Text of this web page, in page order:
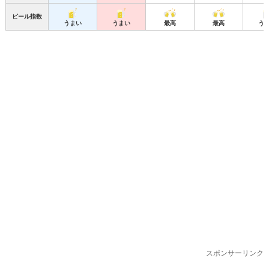
ビール指数
うまい
うまい 最高 最高 う
スポンサーリンク